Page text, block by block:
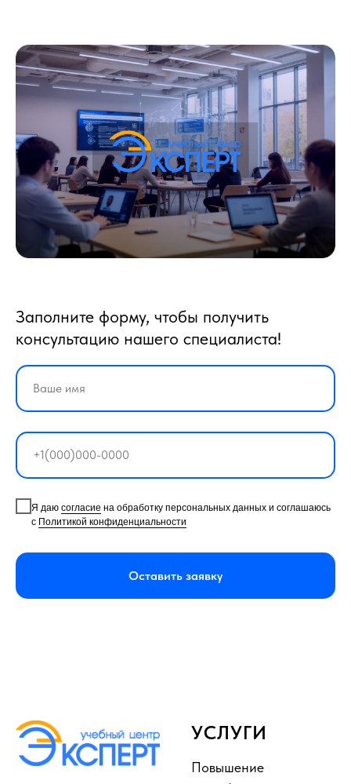
Заполните форму, чтобы получить
консультацию нашего специалиста!
Я даю согласие на обработку персональных данных и соглашаюсь
с Политикой конфиденциальности
Оставить заявку
УСЛУГИ
Повышение